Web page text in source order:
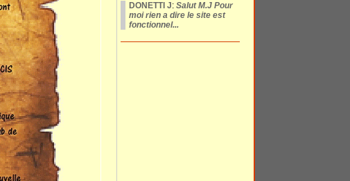
DONETTI J: Salut M.J Pour
moi rien a dire le site est
fonctionnel...